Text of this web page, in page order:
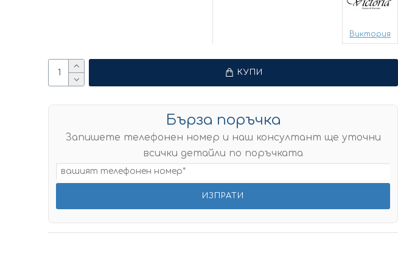
Виктория
КУПИ
Бърза поръчка
Запишете телефонен номер и наш консултант ще уточни
всички детайли по поръчката